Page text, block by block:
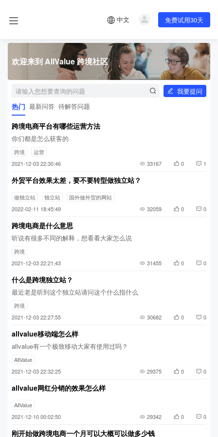
中文 免费试用30天
欢迎来到 AllValue 跨境社区
我要提问
热门 最新问答 待解答问题
跨境电商平台有哪些运营方法
你们都是怎么获客的
跨境
运营
2021-12-03 22:30:46
33167 0 1
外贸平台效果太差，要不要转型做独立站？
做独立站 独立站
国外做外贸的网站
2022-02-11 18:45:49
32059 0 0
跨境电商是什么意思
听说有很多不同的解释，想看看大家怎么说
跨境
2021-12-03 22:21:43
31455 0 0
什么是跨境独立站？
最近老是听到这个独立站请问这个什么指什么
跨境
2021-12-03 22:27:55
30682 0 0
allvalue移动端怎么样
allvalue有一个极致移动大家有使用过吗？
AllValue
2021-12-03 22:32:25
29375 0 0
allvalue网红分销的效果怎么样
AllValue
2021-12-10 00:02:50
29342 0 0
刚开始做跨境电商一个月可以大概可以做多少钱